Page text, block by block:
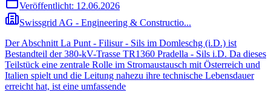
Veröffentlicht: 12.06.2026
Swissgrid AG - Engineering & Constructio...
Der Abschnitt La Punt - Filisur - Sils im Domleschg (i.D.) ist
Bestandteil der 380-kV-Trasse TR1360 Pradella - Sils i.D. Da dieses
Teilstück eine zentrale Rolle im Stromaustausch mit Österreich und
Italien spielt und die Leitung nahezu ihre technische Lebensdauer
erreicht hat, ist eine umfassende